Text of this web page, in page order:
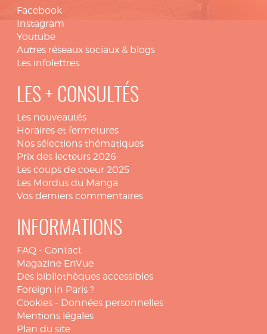
Facebook
Instagram
Youtube
Autres réseaux sociaux & blogs
Les infolettres
LES + CONSULTÉS
Les nouveautés
Horaires et fermetures
Nos sélections thématiques
Prix des lecteurs 2026
Les coups de coeur 2025
Les Mordus du Manga
Vos derniers commentaires
INFORMATIONS
FAQ - Contact
Magazine EnVue
Des bibliothèques accessibles
Foreign in Paris ?
Cookies - Données personnelles
Mentions légales
Plan du site